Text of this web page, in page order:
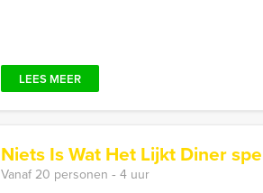
LEES MEER
Niets Is Wat Het Lijkt Diner
Vanaf 20 personen ‐ 4 uur